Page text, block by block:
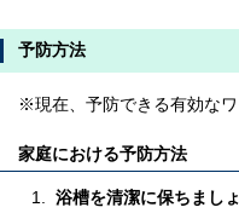
予防方法
※現在、予防できる有効なワ
家庭における予防方法
浴槽を清潔に保ちましょ